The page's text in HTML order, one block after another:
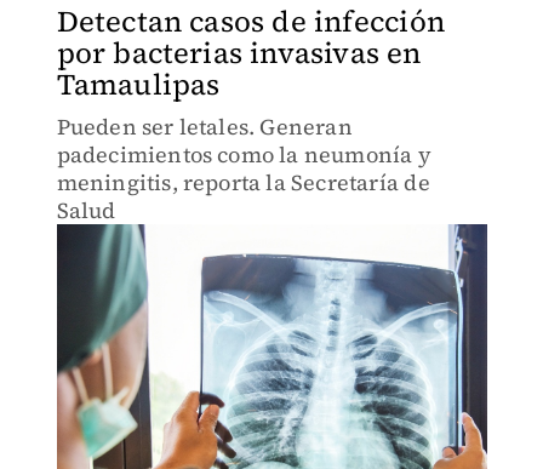
Detectan casos de infección
por bacterias invasivas en
Tamaulipas
Pueden ser letales. Generan
padecimientos como la neumonía y
meningitis, reporta la Secretaría de
Salud